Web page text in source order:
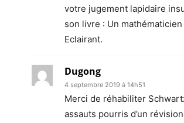
votre jugement lapidaire
son livre : Un
Eclairant.
Dugong
4 septembre 2019 à 14h51
Merci de réhabiliter
assauts pourris d’un